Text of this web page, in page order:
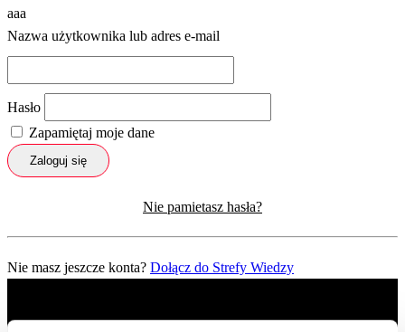
aaa
Nazwa użytkownika lub adres e-mail
Hasło
Zapamiętaj moje dane
Zaloguj się
Nie pamietasz hasła?
Nie masz jeszcze konta? Dołącz do Strefy Wiedzy